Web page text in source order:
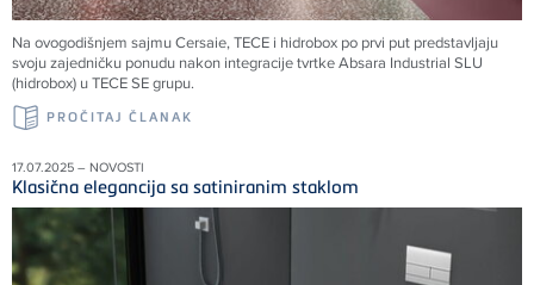
Na ovogodišnjem sajmu Cersaie, TECE i hidrobox po prvi put predstavljaju
svoju zajedničku ponudu nakon integracije tvrtke Absara Industrial SLU
(hidrobox) u TECE SE grupu.
PROČITAJ ČLANAK
17.07.2025 – NOVOSTI
Klasična elegancija sa satiniranim staklom